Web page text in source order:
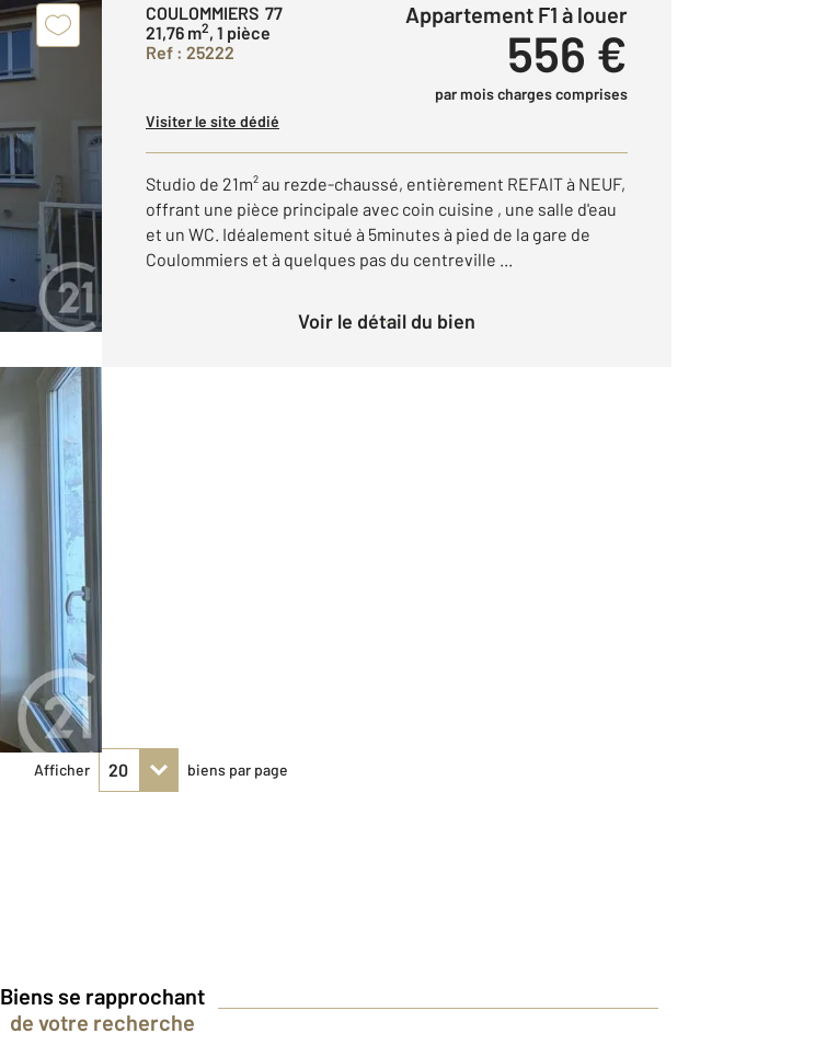
COULOMMIERS 77
21,76 m2, 1 pièce
Ref : 25222
Appartement F1 à louer
556 €
par mois charges comprises
Visiter le site dédié
Studio de 21m² au rezde-chaussé, entièrement REFAIT à NEUF,
offrant une pièce principale avec coin cuisine , une salle d'eau
et un WC. Idéalement situé à 5minutes à pied de la gare de
Coulommiers et à quelques pas du centreville ...
Voir le détail du bien
Afficher biens par page
Biens se rapprochant
de votre recherche